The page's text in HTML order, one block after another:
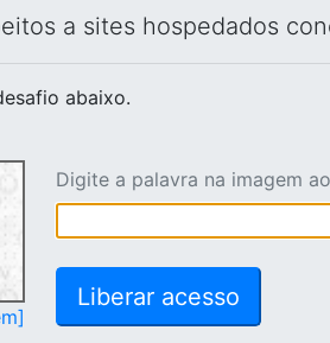
a sites hospedados
abaixo.
Digite a palavra na imagem